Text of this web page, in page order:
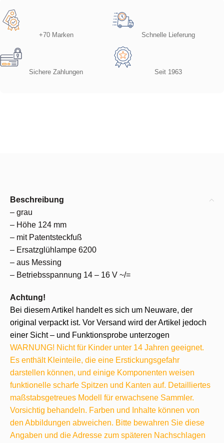
+70 Marken Schnelle Lieferung
Sichere Zahlungen Seit 1963
Beschreibung
– grau
– Höhe 124 mm
– mit Patentsteckfuß
– Ersatzglühlampe 6200
– aus Messing
– Betriebsspannung 14 – 16 V ~/=
Achtung!
Bei diesem Artikel handelt es sich um Neuware, der
original verpackt ist. Vor Versand wird der Artikel jedoch
einer Sicht – und Funktionsprobe unterzogen
WARNUNG! Nicht für Kinder unter 14 Jahren geeignet.
Es enthält Kleinteile, die eine Erstickungsgefahr
darstellen können, und einige Komponenten weisen
funktionelle scharfe Spitzen und Kanten auf. Detailliertes
maßstabsgetreues Modell für erwachsene Sammler.
Vorsichtig behandeln. Farben und Inhalte können von
den Abbildungen abweichen. Bitte bewahren Sie diese
Angaben und die Adresse zum späteren Nachschlagen